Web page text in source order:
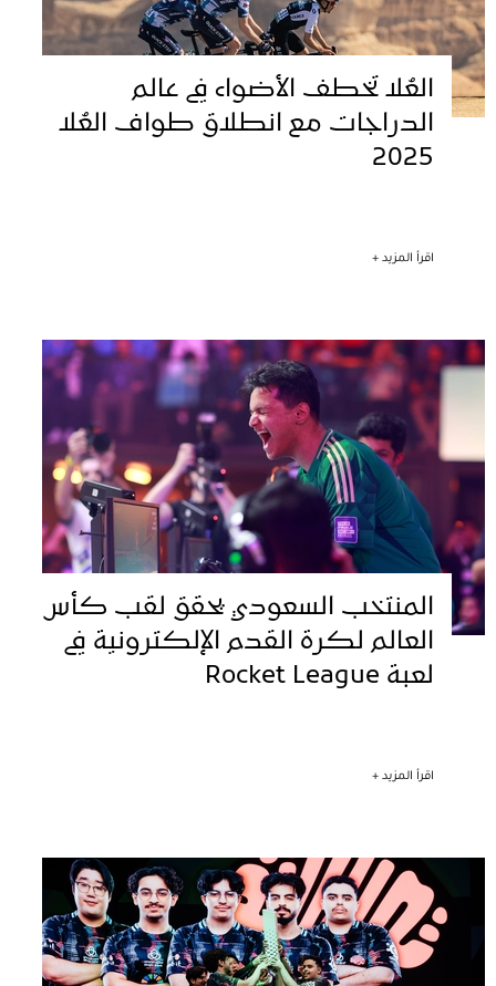
العُلا تخطف الأضواء في عالم
الدراجات مع انطلاق طواف العُلا
2025
اقرأ المزيد +
المنتخب السعودي يحقق لقب كأس
العالم لكرة القدم الإلكترونية في
لعبة Rocket League
اقرأ المزيد +